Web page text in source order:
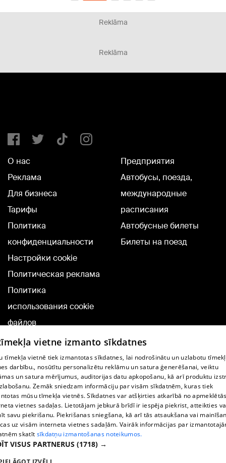
Reklāma
Reklāma
О нас
Реклама
Для бизнеса
Тарифы
Политика
конфиденциальности
Настройки cookie
Политическая реклама
Политика
использования cookie
файлов
Добавление
комментариев
Предприятия
Автобусы, поезда,
международные
расписания
Автобусные билеты
Билеты на поезд
TВ-программа
Условия договора
360 Ziņu kontakti
Helio Media
Служба помощи портала: э-почта -
vietne izmanto sīkdatnes
tīmekļa vietnē tiek izmantotas sīkdatnes, lai nodrošinātu un uzlabotu
darbību., nosūtītu personalizētu reklāmu un satura ģenerēšanai, veiktu
un satura mērījumus, auditorijas datu apkopošanu, kā arī produktu
Zemāk sniedzam informāciju par visām sīkdatnēm, kuras tiek
mūsu tīmekļa vietnēs. Sīkdatnes var atšķirties atkarībā no
vietnes sadaļas. Lietotājam jebkurā brīdī ir iespēja piekrist, atteikties
savu piekrišanu. Piekrišanas sniegšana, kā arī tās atsaukšana vai
uz visām interneta vietnes sadaļām. Vairāk informācijas par
skatīt sīkdatņu izmantošanas noteikumos.
VISUS PARTNERUS (1718) →